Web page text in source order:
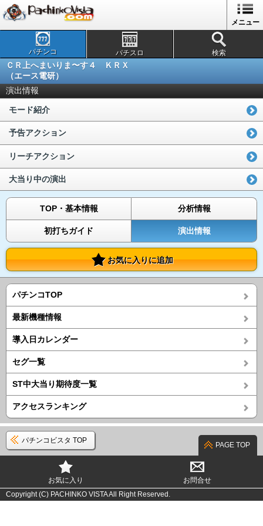
メニュー
パチンコ パチスロ 検索
ＣＲ上へまいりま〜す４ ＫＲＸ
（エース電研）
演出情報
モード紹介
予告アクション
リーチアクション
大当り中の演出
TOP・基本情報 分析情報
初打ちガイド 演出情報
お気に入りに追加
パチンコTOP
最新機種情報
導入日カレンダー
セグ一覧
ST中大当り期待度一覧
アクセスランキング
パチンコビスタ TOP
PAGE TOP
お気に入り
お問合せ
Copyright (C) PACHINKO VISTA All Right Reserved.